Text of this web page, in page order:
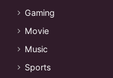
Gaming
Movie
Music
Sports